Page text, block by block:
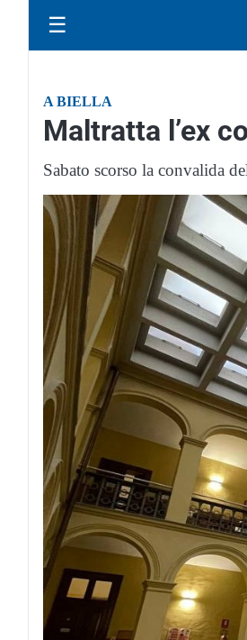
☰
A BIELLA
Maltratta l’ex
Sabato scorso la convalida